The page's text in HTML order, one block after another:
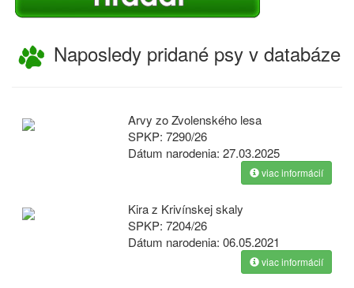
Naposledy pridané psy v databáze
Arvy zo Zvolenského lesa
SPKP:7290/26
Dátum narodenia:27.03.2025
viac informácií
Kira z Krivínskej skaly
SPKP:7204/26
Dátum narodenia:06.05.2021
viac informácií